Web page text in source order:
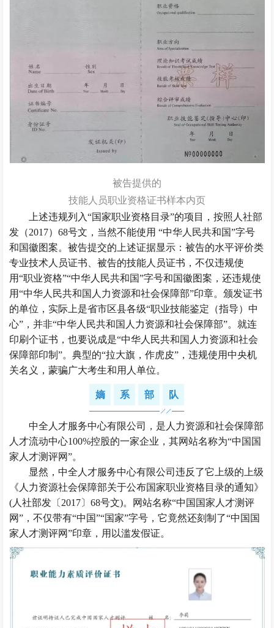
被告提供的
技能人员职业资格证书样本内页
上述违规列入“国家职业资格目录”的项目，按照人社部
发（2017）68号文，当然不能使用 “中华人民共和国”字号
和国徽图案。被告提交的上述证据显示：被告的水平评价类
专业技术人员证书、被告的技能人员证书，不仅违规使
用“职业资格”“中华人民共和国”字号和国徽图案，还违规使
用“中华人民共和国人力资源和社会保障部”印章。颁发证书
的单位，实际上是省市区县各级“职业技能鉴定（指导）中
心”，并非“中华人民共和国人力资源和社会保障部”。就连
印刷个证书，也要说成是“中华人民共和国人力资源和社会
保障部印制”。典型的“拉大旗，作虎皮”，违规使用中央机
关名义，蒙骗广大考生和用人单位。
嫡 系 部 队
中全人才服务中心有限公司，是人力资源和社会保障部
人才流动中心100%控股的一家企业，其网站名称为“中国国
家人才测评网”。
显然，中全人才服务中心有限公司违反了它上级的上级
《人力资源社会保障部关于公布国家职业资格目录的通知》
(人社部发〔2017〕68号文)。网站名称“中国国家人才测评
网”，不仅带有“中国”“国家”字号，它竟然还刻制了“中国国
家人才测评网”印章，用以滥发假证。